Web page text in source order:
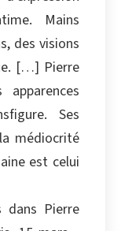
Mains
des visions
[…] Pierre
Ses
médiocrité
est celui
dans Pierre